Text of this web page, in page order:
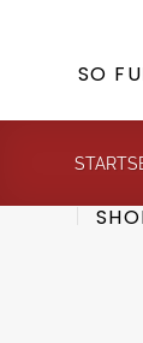
springenSO